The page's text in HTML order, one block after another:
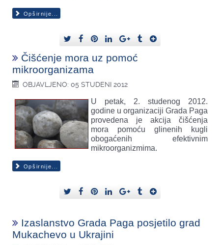
Opširnije...
Čišćenje mora uz pomoć
mikroorganizama
OBJAVLJENO: 05 STUDENI 2012
U petak, 2. studenog 2012.
godine u organizaciji Grada Paga
provedena je akcija čišćenja
mora pomoću glinenih kugli
obogaćenih efektivnim
mikroorganizmima.
Opširnije...
Izaslanstvo Grada Paga posjetilo grad
Mukachevo u Ukrajini